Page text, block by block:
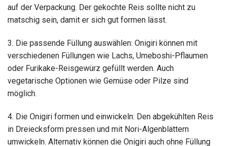
auf der Verpackung. Der gekochte Reis sollte nicht zu
matschig sein, damit er sich gut formen lässt.
3. Die passende Füllung auswählen: Onigiri können mit
verschiedenen Füllungen wie Lachs, Umeboshi-Pflaumen
oder Furikake-Reisgewürz gefüllt werden. Auch
vegetarische Optionen wie Gemüse oder Pilze sind
möglich.
4. Die Onigiri formen und einwickeln: Den abgekühlten Reis
in Dreiecksform pressen und mit Nori-Algenblättern
umwickeln. Alternativ können die Onigiri auch ohne Füllung